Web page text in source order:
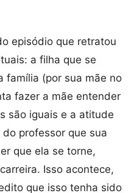
episódio que retratou
a filha que se
família (por sua mãe no
fazer a mãe entender
são iguais e a atitude
professor que sua
que ela se torne,
Isso acontece,
que isso tenha sido